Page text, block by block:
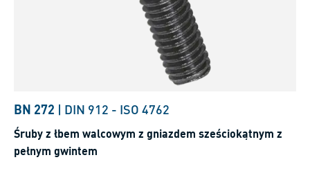
BN 272 | DIN 912 - ISO 4762
Śruby z łbem walcowym z gniazdem sześciokątnym z
pełnym gwintem